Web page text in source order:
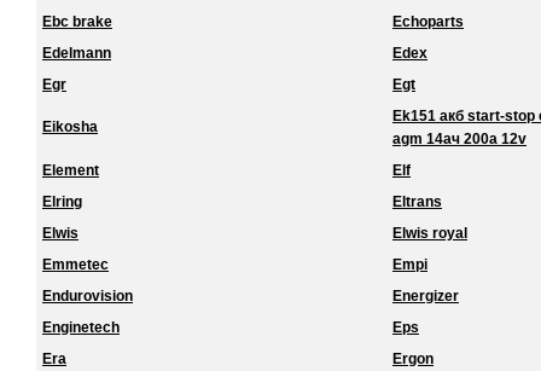
Ebc brake
Echoparts
Edelmann
Edex
Egr
Egt
Eikosha
Ek151 акб start-
agm 14ач 200a 12v
Element
Elf
Elring
Eltrans
Elwis
Elwis royal
Emmetec
Empi
Endurovision
Energizer
Enginetech
Eps
Era
Ergon